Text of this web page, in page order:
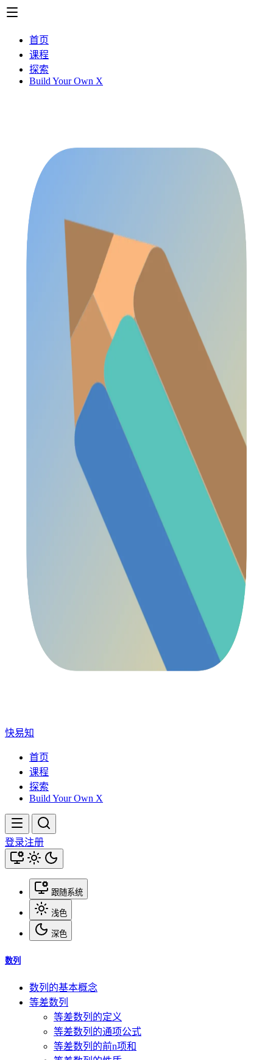
首页
课程
探索
Build Your Own X
快易知
首页
课程
探索
Build Your Own X
登录注册
跟随系统
浅色
深色
数列
数列的基本概念
等差数列
等差数列的定义
等差数列的通项公式
等差数列的前n项和